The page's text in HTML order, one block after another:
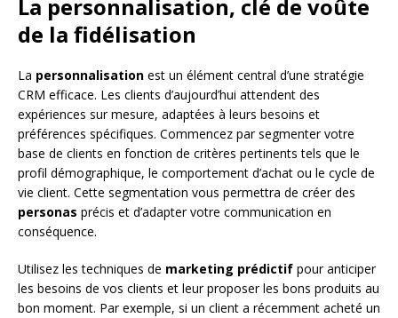
La personnalisation, clé de voûte
de la fidélisation
La personnalisation est un élément central d’une stratégie
CRM efficace. Les clients d’aujourd’hui attendent des
expériences sur mesure, adaptées à leurs besoins et
préférences spécifiques. Commencez par segmenter votre
base de clients en fonction de critères pertinents tels que le
profil démographique, le comportement d’achat ou le cycle de
vie client. Cette segmentation vous permettra de créer des
personas précis et d’adapter votre communication en
conséquence.
Utilisez les techniques de marketing prédictif pour anticiper
les besoins de vos clients et leur proposer les bons produits au
bon moment. Par exemple, si un client a récemment acheté un